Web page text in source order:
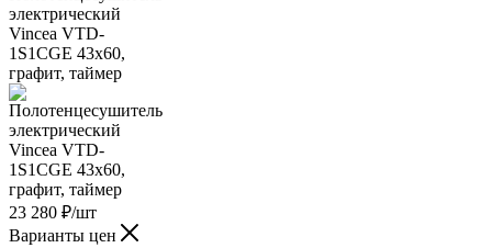
23 280 ₽/шт
Варианты цен